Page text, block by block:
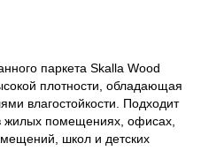
паркета Skalla Wood
плотности, обладающая
влагостойкости. Подходит
жилых помещениях, офисах,
школ и детских